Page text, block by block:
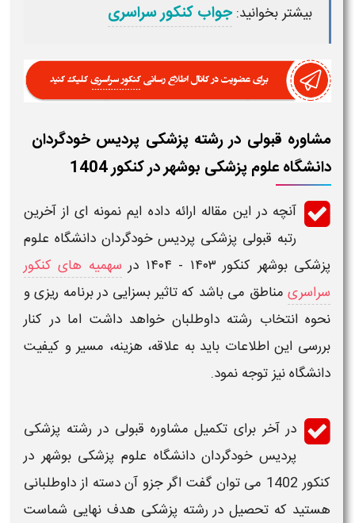
بیشتر بخوانید:جواب کنکور سراسری
مشاوره قبولی در رشته پزشکی پردیس خودگردان
دانشگاه علوم پزشکی بوشهر در کنکور 1404
آنچه در این مقاله ارائه داده ایم نمونه ای ازآخرین
رتبه قبولی پزشکی پردیس خودگردان دانشگاه علوم
پزشکی بوشهر کنکور ۱۴۰۳ - ۱۴۰۴ در سهمیه های کنکور
سراسری مناطق می باشد که تاثیر بسزایی در برنامه ریزی و
نحوه انتخاب رشته داوطلبان خواهد داشت اما در کنار
بررسی این اطلاعات باید به علاقه، هزینه، مسیر و کیفیت
دانشگاهنیز توجه نمود.
در آخر برای تکمیل مشاوره قبولیدر رشته پزشکی
پردیس خودگرداندانشگاه علوم پزشکی بوشهر در
کنکور 1402 می توان گفت اگر جزو آن دسته از داوطلبانی
هستید که تحصیل در رشتهپزشکی هدف نهایی شماست